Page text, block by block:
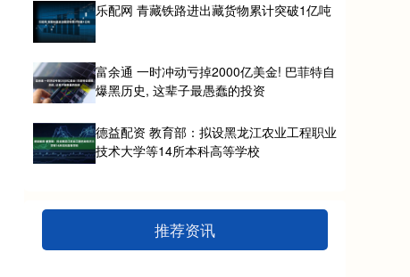
乐配网 青藏铁路进出藏货物累计突破1亿吨
富余通 一时冲动亏掉2000亿美金! 巴菲特自
爆黑历史, 这辈子最愚蠢的投资
德益配资 教育部：拟设黑龙江农业工程职业
技术大学等14所本科高等学校
推荐资讯